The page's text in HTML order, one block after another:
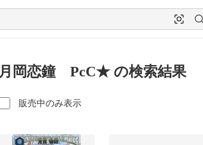
月岡恋鐘 PcC★ の検索結果
販売中のみ表示